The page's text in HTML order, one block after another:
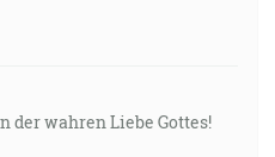
der wahren Liebe Gottes!